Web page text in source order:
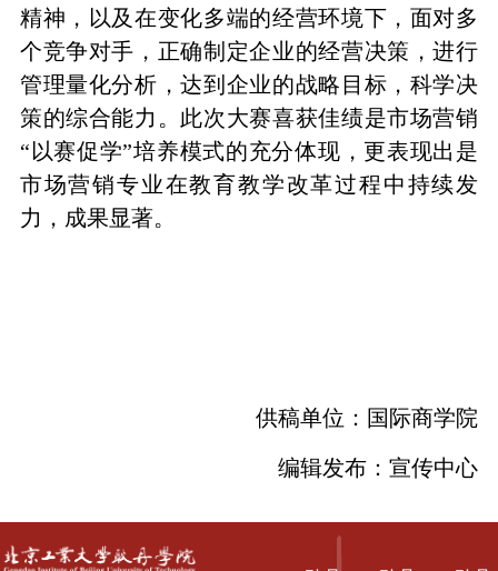
精神，以及在变化多端的经营环境下，面对多
个竞争对手，正确制定企业的经营决策，进行
管理量化分析，达到企业的战略目标，科学决
策的综合能力。此次大赛喜获佳绩是市场营销
“以赛促学”培养模式的充分体现，更表现出是
市场营销专业在教育教学改革过程中持续发
力，成果显著。
供稿单位：国际商学院
编辑发布：宣传中心